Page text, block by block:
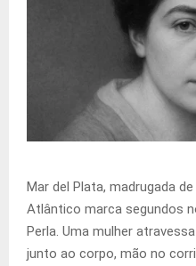
Mar del Plata, madrugada
Atlântico marca segundos
Perla. Uma mulher
junto ao corpo, mão no